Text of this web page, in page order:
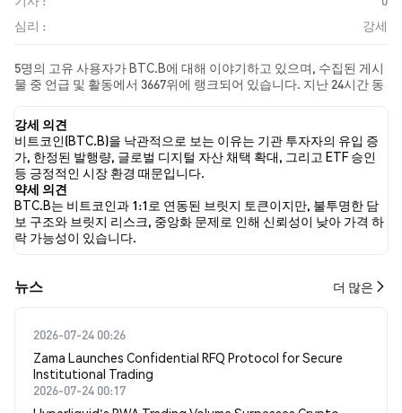
심리 :
강세
5명의 고유 사용자가 BTC.B에 대해 이야기하고 있으며, 수집된 게시
물 중 언급 및 활동에서 3667위에 랭크되어 있습니다. 지난 24시간 동
막으로, BTC.B에 대한 뉴스 기사 0건이 게시되었습니다. 트위터에서
는 50.00%의 트윗이 강세 감정을, 0.00%의 트윗이 약세 감정을 보였
습니다. 50.00%의 트윗은 BTC.B에 대해 중립적인 감정을 나타냈습
니다. 이 감정 분석은 6개의 트윗을 기반으로 합니다.
강세 의견
비트코인(BTC.B)을 낙관적으로 보는 이유는 기관 투자자의 유입 증
가, 한정된 발행량, 글로벌 디지털 자산 채택 확대, 그리고 ETF 승인
등 긍정적인 시장 환경 때문입니다.
약세 의견
BTC.B는 비트코인과 1:1로 연동된 브릿지 토큰이지만, 불투명한 담
보 구조와 브릿지 리스크, 중앙화 문제로 인해 신뢰성이 낮아 가격 하
락 가능성이 있습니다.
뉴스 더 많은
2026-07-24 00:26
Zama Launches Confidential RFQ Protocol for Secure
Institutional Trading
2026-07-24 00:17